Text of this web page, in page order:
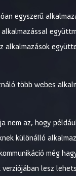
egyszerű
több webes
az, hogy
különálló
még
lesz